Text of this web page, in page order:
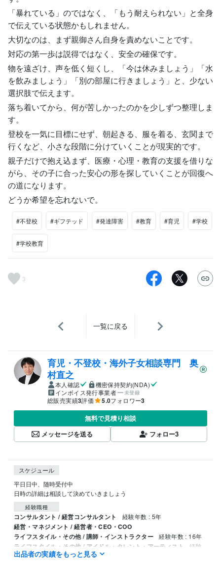
「暴れている」のではなく、「もう耐えられない」と全身
で伝えている状態かもしれません。
大切なのは、まず親御さん自身を責めないことです。
対応の第一歩は説得ではなく、安全の確保です。
物を遠ざけ、声を低く短くし、「今は休みましょう」「水
を飲みましょう」「別の部屋に行きましょう」と、少ない
選択肢で伝えます。
落ち着いてから、何が苦しかったのかを少しずつ整理しま
す。
登校を一気に目標にせず、朝起きる、服を着る、玄関まで
行くなど、小さな段階に分けていくことが現実的です。
親子だけで抱え込まず、医療・心理・教育の支援を借りな
がら、その子に合った安心の形を探していくことが回復へ
の道になります。
どうか希望を忘れないで。
#不登校 #ギフテッド #発達障害 #教育 #育児 #学校
#学校教育
3
一覧に戻る
育児・不登校・海外子女相談専門 奥
村直之
本人確認
機密保持契約(NDA)
インボイス発行事業者
未登録
総販売実績3評価 5.0フォロワー3
無料で見積り相談
メッセージを送る
フォロー3
スケジュール
平日日中、随時受付中
日時の詳細は相談して決めていきましょう
経験職種
コンサルタント / 経営コンサルタント 経験年数 : 5年
経営・マネジメント / 経営者・CEO・COO
ライフスタイル・その他 / 講師・インストラクター
経験年数 : 16年
ライフスタイル・その他 / アイドル・タレント・アーティスト
経験
年数 : 10年
出品者の実績をもっと見る